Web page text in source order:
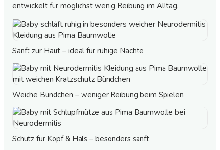
entwickelt für möglichst wenig Reibung im Alltag.
Sanft zur Haut – ideal für ruhige Nächte
Weiche Bündchen – weniger Reibung beim Spielen
Schutz für Kopf & Hals – besonders sanft